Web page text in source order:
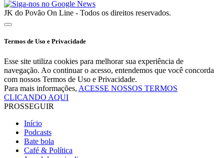
JK do Povão On Line - Todos os direitos reservados.
Termos de Uso e Privacidade
Esse site utiliza cookies para melhorar sua experiência de
navegação. Ao continuar o acesso, entendemos que você concorda
com nossos Termos de Uso e Privacidade.
Para mais informações, ACESSE NOSSOS TERMOS
CLICANDO AQUI
PROSSEGUIR
Início
Podcasts
Bate bola
Café & Política